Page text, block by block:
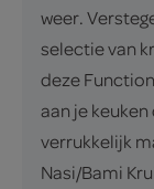
weer.
selectie van
deze
aan je
verrukkelijk
Nasi/Bami